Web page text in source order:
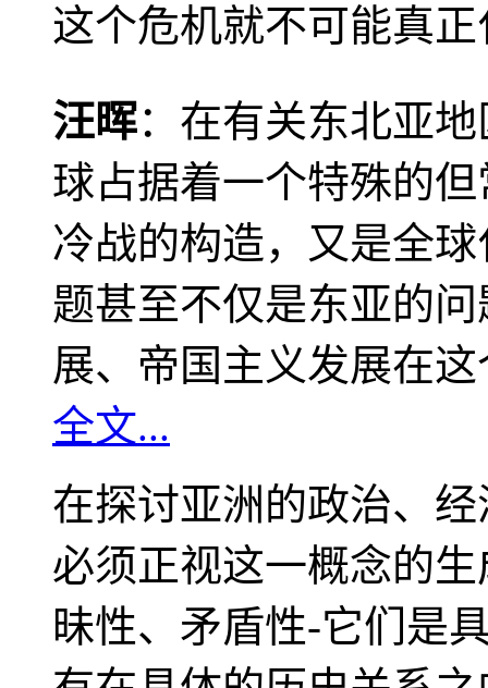
这个危机就不可能真
汪晖：在有关东北亚
球占据着一个特殊的
冷战的构造，又是全
题甚至不仅是东亚的
展、帝国主义发展在
全文...
在探讨亚洲的政治、
必须正视这一概念的
昧性、矛盾性-它们是